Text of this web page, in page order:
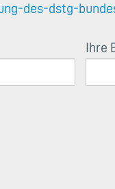
des-dstg-
Ihre